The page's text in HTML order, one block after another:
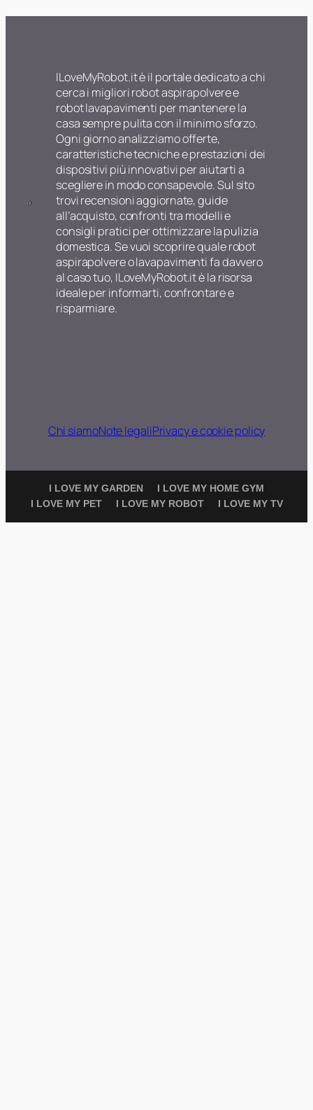
ILoveMyRobot.it è il portale dedicato a chi
cerca i migliori robot aspirapolvere e
robot lavapavimenti per mantenere la
casa sempre pulita con il minimo sforzo.
Ogni giorno analizziamo offerte,
caratteristiche tecniche e prestazioni dei
dispositivi più innovativi per aiutarti a
scegliere in modo consapevole. Sul sito
trovi recensioni aggiornate, guide
all’acquisto, confronti tra modelli e
consigli pratici per ottimizzare la pulizia
domestica. Se vuoi scoprire quale robot
aspirapolvere o lavapavimenti fa davvero
al caso tuo, ILoveMyRobot.it è la risorsa
ideale per informarti, confrontare e
risparmiare.
Chi siamoNote legaliPrivacy e cookie policy
I LOVE MY GARDEN
I LOVE MY HOME GYM
I LOVE MY PET
I LOVE MY ROBOT I LOVE MY TV